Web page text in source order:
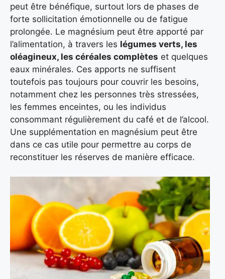
peut être bénéfique, surtout lors de phases de
forte sollicitation émotionnelle ou de fatigue
prolongée. Le magnésium peut être apporté par
l’alimentation, à travers les légumes verts, les
oléagineux, les céréales complètes et quelques
eaux minérales. Ces apports ne suffisent
toutefois pas toujours pour couvrir les besoins,
notamment chez les personnes très stressées,
les femmes enceintes, ou les individus
consommant régulièrement du café et de l’alcool.
Une supplémentation en magnésium peut être
dans ce cas utile pour permettre au corps de
reconstituer les réserves de manière efficace.